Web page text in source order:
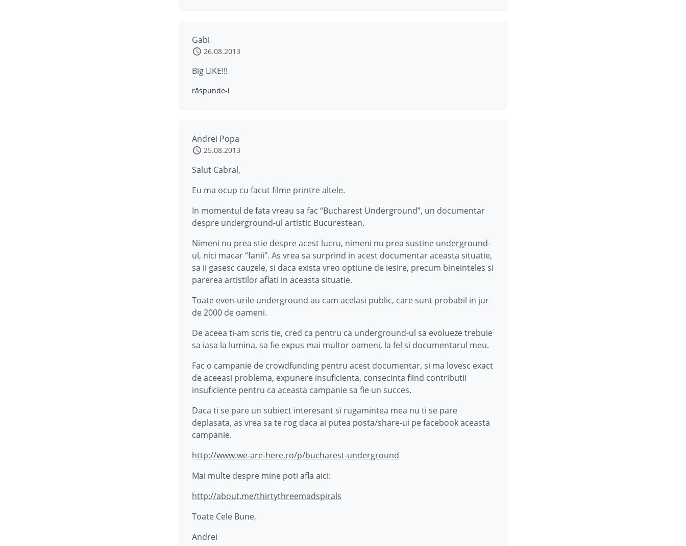
Gabi
26.08.2013
Big LIKE!!!
răspunde-i
Andrei Popa
25.08.2013
Salut Cabral,
Eu ma ocup cu facut filme printre altele.
In momentul de fata vreau sa fac “Bucharest Underground”, un documentar
despre underground-ul artistic Bucurestean.
Nimeni nu prea stie despre acest lucru, nimeni nu prea sustine underground-
ul, nici macar “fanii”. As vrea sa surprind in acest documentar aceasta situatie,
sa ii gasesc cauzele, si daca exista vreo optiune de iesire, precum bineinteles si
parerea artistilor aflati in aceasta situatie.
Toate even-urile underground au cam acelasi public, care sunt probabil in jur
de 2000 de oameni.
De aceea ti-am scris tie, cred ca pentru ca underground-ul sa evolueze trebuie
sa iasa la lumina, sa fie expus mai multor oameni, la fel si documentarul meu.
Fac o campanie de crowdfunding pentru acest documentar, si ma lovesc exact
de aceeasi problema, expunere insuficienta, consecinta fiind contributii
insuficiente pentru ca aceasta campanie sa fie un succes.
Daca ti se pare un subiect interesant si rugamintea mea nu ti se pare
deplasata, as vrea sa te rog daca ai putea posta/share-ui pe facebook aceasta
campanie.
http://www.we-are-here.ro/p/bucharest-underground
Mai multe despre mine poti afla aici:
http://about.me/thirtythreemadspirals
Toate Cele Bune,
Andrei